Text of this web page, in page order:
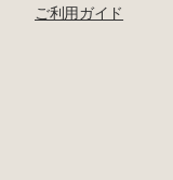
ご利用ガイド